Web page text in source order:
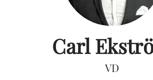
Carl
VD